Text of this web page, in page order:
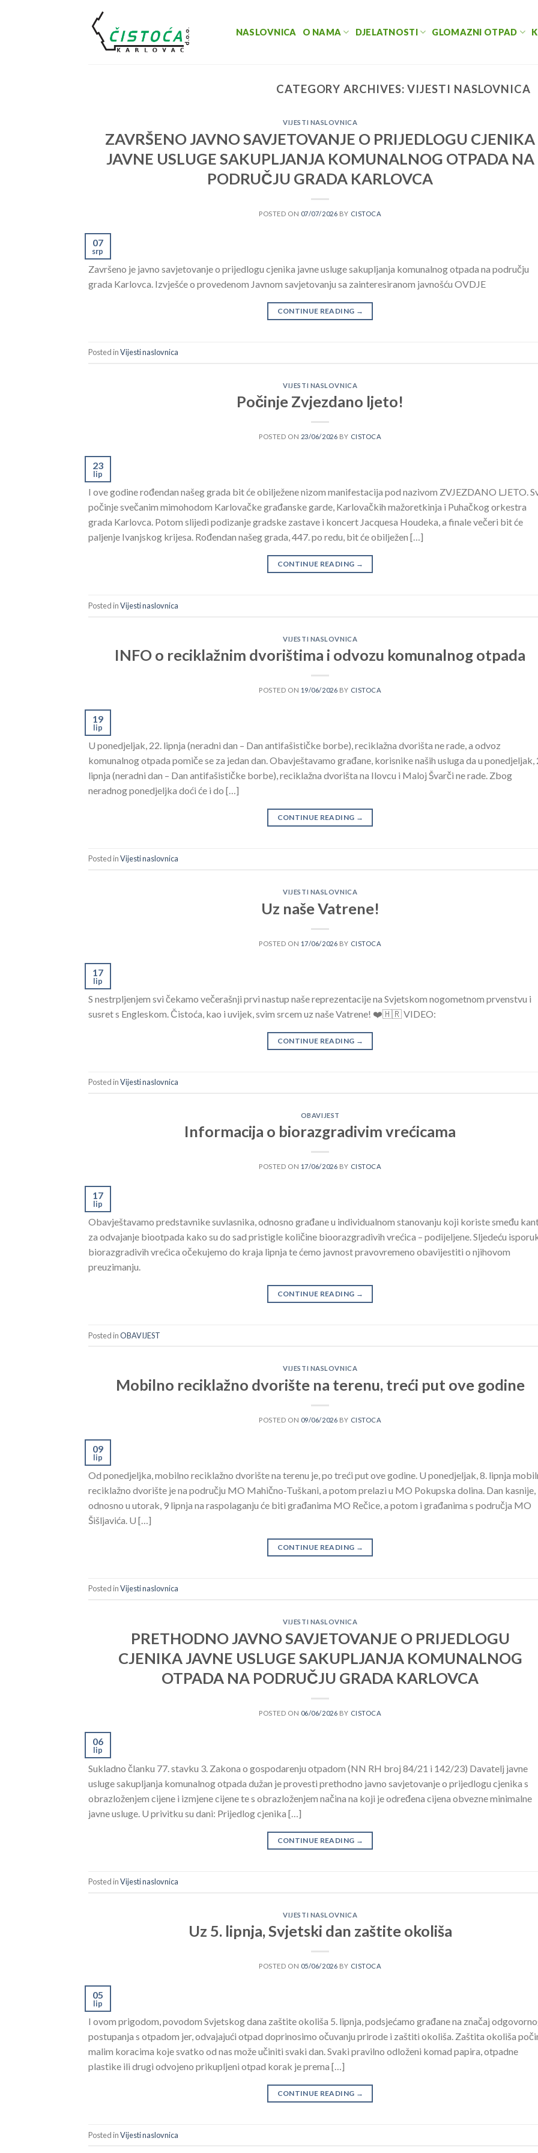
NASLOVNICA O NAMA DJELATNOSTI GLOMAZNI OTPAD
CATEGORY ARCHIVES:VIJESTI NASLOVNICA
VIJESTI NASLOVNICA
ZAVRŠENO JAVNO SAVJETOVANJE O PRIJEDLOGU CJENIKA
JAVNE USLUGE SAKUPLJANJA KOMUNALNOG OTPADA NA
PODRUČJU GRADA KARLOVCA
POSTED ON 07/07/2026 BY CISTOCA
07
srp
Završeno je javno savjetovanje o prijedlogu cjenika javne usluge sakupljanja komunalnog otpada na području
grada Karlovca. Izvješće o provedenom Javnom savjetovanju sa zainteresiranom javnošću OVDJE
CONTINUE READING →
Posted inVijesti naslovnica
VIJESTI NASLOVNICA
Počinje Zvjezdano ljeto!
POSTED ON 23/06/2026 BY CISTOCA
23
lip
I ove godine rođendan našeg grada bit će obilježene nizom manifestacija pod nazivom ZVJEZDANO LJETO.
počinje svečanim mimohodom Karlovačke građanske garde, Karlovačkih mažoretkinja i Puhačkog orkestra
grada Karlovca. Potom slijedi podizanje gradske zastave i koncert Jacquesa Houdeka, a finale večeri bit će
paljenje Ivanjskog krijesa. Rođendan našeg grada, 447. po redu, bit će obilježen […]
CONTINUE READING →
Posted inVijesti naslovnica
VIJESTI NASLOVNICA
INFO o reciklažnim dvorištima i odvozu komunalnog otpada
POSTED ON 19/06/2026 BY CISTOCA
19
lip
U ponedjeljak, 22. lipnja (neradni dan – Dan antifašističke borbe), reciklažna dvorišta ne rade, a odvoz
komunalnog otpada pomiče se za jedan dan. Obavještavamo građane, korisnike naših usluga da u ponedjeljak,
lipnja (neradni dan – Dan antifašističke borbe), reciklažna dvorišta na Ilovcu i Maloj Švarči ne rade. Zbog
neradnog ponedjeljka doći će i do […]
CONTINUE READING →
Posted inVijesti naslovnica
VIJESTI NASLOVNICA
Uz naše Vatrene!
POSTED ON 17/06/2026 BY CISTOCA
17
lip
S nestrpljenjem svi čekamo večerašnji prvi nastup naše reprezentacije na Svjetskom nogometnom prvenstvu i
susret s Engleskom. Čistoća, kao i uvijek, svim srcem uz naše Vatrene! ❤️🇭🇷 VIDEO:
CONTINUE READING →
Posted inVijesti naslovnica
OBAVIJEST
Informacija o biorazgradivim vrećicama
POSTED ON 17/06/2026 BY CISTOCA
17
lip
Obavještavamo predstavnike suvlasnika, odnosno građane u individualnom stanovanju koji koriste smeđu
za odvajanje biootpada kako su do sad pristigle količine bioorazgradivih vrećica – podijeljene. Sljedeću
biorazgradivih vrećica očekujemo do kraja lipnja te ćemo javnost pravovremeno obavijestiti o njihovom
preuzimanju.
CONTINUE READING →
Posted inOBAVIJEST
VIJESTI NASLOVNICA
Mobilno reciklažno dvorište na terenu, treći put ove godine
POSTED ON 09/06/2026 BY CISTOCA
09
lip
Od ponedjeljka, mobilno reciklažno dvorište na terenu je, po treći put ove godine. U ponedjeljak, 8. lipnja
reciklažno dvorište je na području MO Mahično-Tuškani, a potom prelazi u MO Pokupska dolina. Dan kasnije,
odnosno u utorak, 9 lipnja na raspolaganju će biti građanima MO Rečice, a potom i građanima s područja MO
Šišljavića. U […]
CONTINUE READING →
Posted inVijesti naslovnica
VIJESTI NASLOVNICA
PRETHODNO JAVNO SAVJETOVANJE O PRIJEDLOGU
CJENIKA JAVNE USLUGE SAKUPLJANJA KOMUNALNOG
OTPADA NA PODRUČJU GRADA KARLOVCA
POSTED ON 06/06/2026 BY CISTOCA
06
lip
Sukladno članku 77. stavku 3. Zakona o gospodarenju otpadom (NN RH broj 84/21 i 142/23) Davatelj javne
usluge sakupljanja komunalnog otpada dužan je provesti prethodno javno savjetovanje o prijedlogu cjenika s
obrazloženjem cijene i izmjene cijene te s obrazloženjem načina na koji je određena cijena obvezne minimalne
javne usluge. U privitku su dani: Prijedlog cjenika […]
CONTINUE READING →
Posted inVijesti naslovnica
VIJESTI NASLOVNICA
Uz 5. lipnja, Svjetski dan zaštite okoliša
POSTED ON 05/06/2026 BY CISTOCA
05
lip
I ovom prigodom, povodom Svjetskog dana zaštite okoliša 5. lipnja, podsjećamo građane na značaj
postupanja s otpadom jer, odvajajući otpad doprinosimo očuvanju prirode i zaštiti okoliša. Zaštita okoliša
malim koracima koje svatko od nas može učiniti svaki dan. Svaki pravilno odloženi komad papira, otpadne
plastike ili drugi odvojeno prikupljeni otpad korak je prema […]
CONTINUE READING →
Posted inVijesti naslovnica